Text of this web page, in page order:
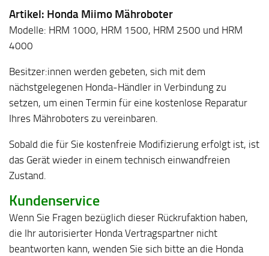
Artikel: Honda Miimo Mähroboter
Modelle: HRM 1000, HRM 1500, HRM 2500 und HRM
4000
Besitzer:innen werden gebeten, sich mit dem
nächstgelegenen Honda-Händler in Verbindung zu
setzen, um einen Termin für eine kostenlose Reparatur
Ihres Mähroboters zu vereinbaren.
Sobald die für Sie kostenfreie Modifizierung erfolgt ist, ist
das Gerät wieder in einem technisch einwandfreien
Zustand.
Kundenservice
Wenn Sie Fragen bezüglich dieser Rückrufaktion haben,
die Ihr autorisierter Honda Vertragspartner nicht
beantworten kann, wenden Sie sich bitte an die Honda